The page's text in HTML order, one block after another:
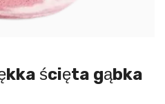
ścięta gąbka